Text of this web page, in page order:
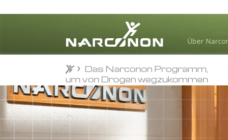
Über
⨯
Das Narconon Programm,
um von Drogen wegzukommen
Das Narconon Programm,
um von Drogen wegzukommen